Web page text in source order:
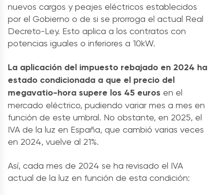
nuevos cargos y peajes eléctricos establecidos
por el Gobierno o de si se prorroga el actual Real
Decreto-Ley. Esto aplica a los contratos con
potencias iguales o inferiores a 10kW.
La aplicación del impuesto rebajado en 2024 ha
estado condicionada a que el precio del
megavatio-hora supere los 45 euros en el
mercado eléctrico, pudiendo variar mes a mes en
función de este umbral. No obstante, en 2025, el
IVA de la luz en España, que cambió varias veces
en 2024, vuelve al 21%.
Así, cada mes de 2024 se ha revisado el IVA
actual de la luz en función de esta condición: